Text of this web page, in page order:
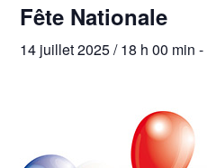
Fête Nationale
14 juillet 2025 / 18 h 00 min -